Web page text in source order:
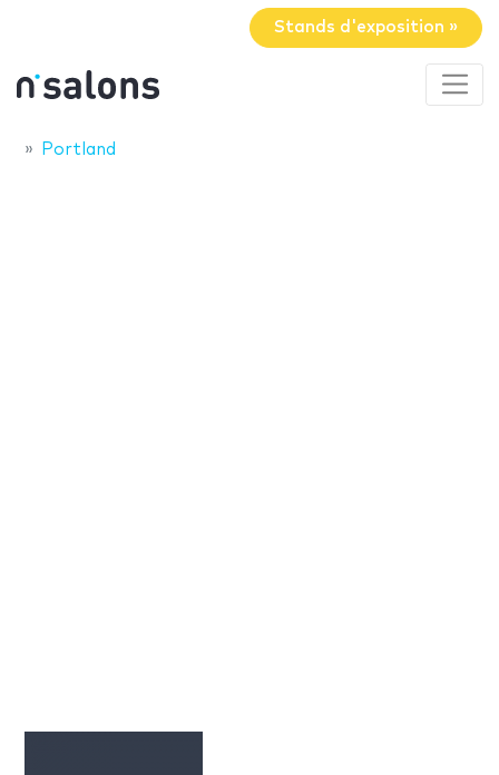
Stands d'exposition »
Portland